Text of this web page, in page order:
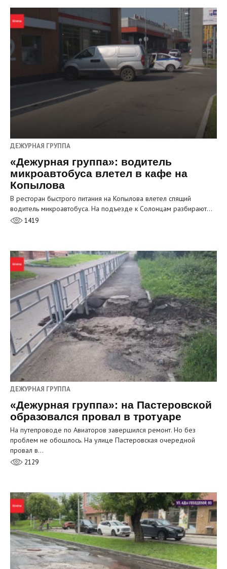
ДЕЖУРНАЯ ГРУППА
«Дежурная группа»: водитель
микроавтобуса влетел в кафе на
Копылова
В ресторан быстрого питания на Копылова влетел спящий
водитель микроавтобуса. На подъезде к Солонцам разбирают…
1419
ДЕЖУРНАЯ ГРУППА
«Дежурная группа»: на Пастеровской
образовался провал в тротуаре
На путепроводе по Авиаторов завершился ремонт. Но без
проблем не обошлось. На улице Пастеровская очередной
провал в…
2129